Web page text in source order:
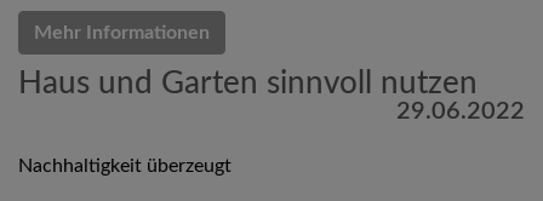
Mehr Informationen
Haus und Garten sinnvoll nutzen
29.06.2022
Nachhaltigkeit überzeugt